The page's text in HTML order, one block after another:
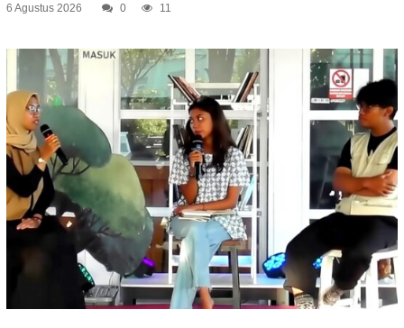
6 Agustus 2026 0 11